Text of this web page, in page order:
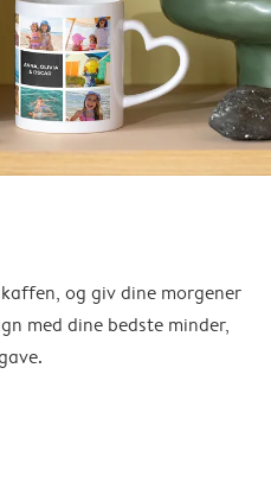
og giv dine morgener
med dine bedste minder,